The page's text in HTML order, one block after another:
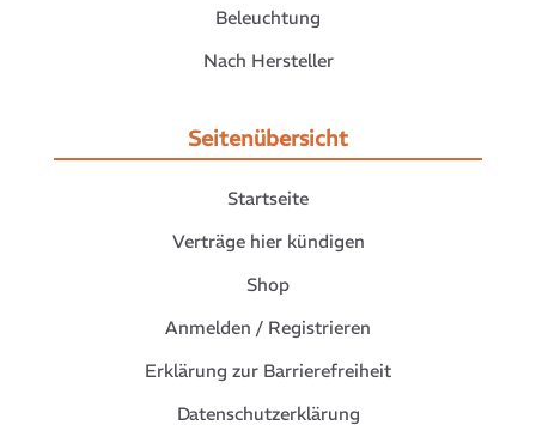
Beleuchtung
Nach Hersteller
Seitenübersicht
Startseite
Verträge hier kündigen
Shop
Anmelden / Registrieren
Erklärung zur Barrierefreiheit
Datenschutzerklärung